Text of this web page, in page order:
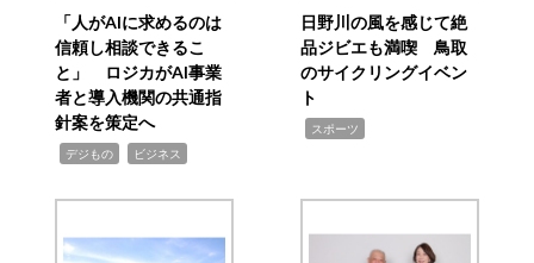
「人がAIに求めるのは
信頼し相談できるこ
と」 ロジカがAI事業
者と導入機関の共通指
針案を策定へ
デジもの ビジネス
日野川の風を感じて絶
品ジビエも満喫 鳥取
のサイクリングイベン
ト
スポーツ